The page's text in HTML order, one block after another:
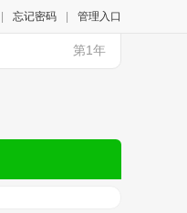
忘记密码 管理入口
第1年